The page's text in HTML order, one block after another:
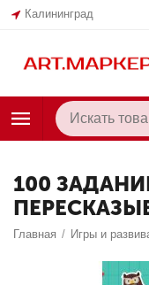
Калининград
100
Главная / Игры и